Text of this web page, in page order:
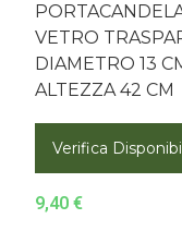
VETRO
DIAMETRO 13
ALTEZZA 42 CM
Verifica
9,40 €